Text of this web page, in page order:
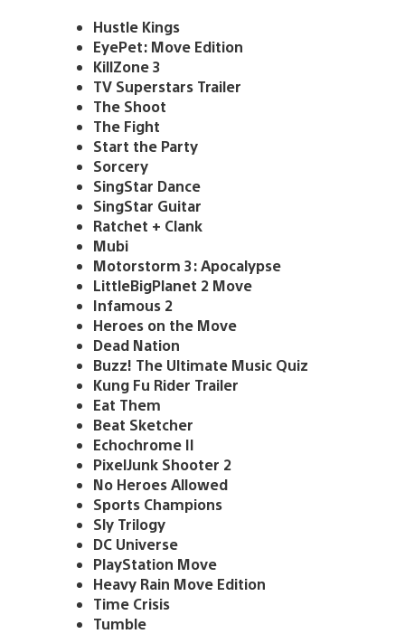
Hustle Kings
EyePet: Move Edition
KillZone 3
TV Superstars Trailer
The Shoot
The Fight
Start the Party
Sorcery
SingStar Dance
SingStar Guitar
Ratchet + Clank
Mubi
Motorstorm 3: Apocalypse
LittleBigPlanet 2 Move
Infamous 2
Heroes on the Move
Dead Nation
Buzz! The Ultimate Music Quiz
Kung Fu Rider Trailer
Eat Them
Beat Sketcher
Echochrome II
PixelJunk Shooter 2
No Heroes Allowed
Sports Champions
Sly Trilogy
DC Universe
PlayStation Move
Heavy Rain Move Edition
Time Crisis
Tumble